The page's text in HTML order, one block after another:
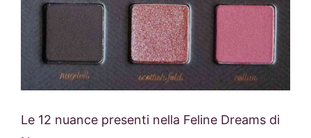
Le 12 nuance presenti nella Feline Dreams di